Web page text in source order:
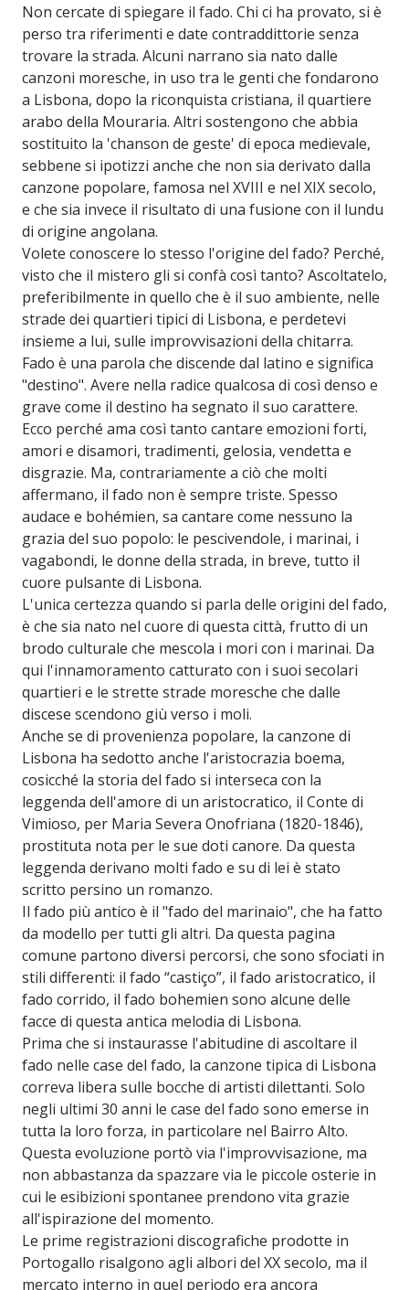
Non cercate di spiegare il fado. Chi ci ha provato, si è
perso tra riferimenti e date contraddittorie senza
trovare la strada. Alcuni narrano sia nato dalle
canzoni moresche, in uso tra le genti che fondarono
a Lisbona, dopo la riconquista cristiana, il quartiere
arabo della Mouraria. Altri sostengono che abbia
sostituito la 'chanson de geste' di epoca medievale,
sebbene si ipotizzi anche che non sia derivato dalla
canzone popolare, famosa nel XVIII e nel XIX secolo,
e che sia invece il risultato di una fusione con il lundu
di origine angolana.
Volete conoscere lo stesso l'origine del fado? Perché,
visto che il mistero gli si confà così tanto? Ascoltatelo,
preferibilmente in quello che è il suo ambiente, nelle
strade dei quartieri tipici di Lisbona, e perdetevi
insieme a lui, sulle improvvisazioni della chitarra.
Fado è una parola che discende dal latino e significa
"destino". Avere nella radice qualcosa di così denso e
grave come il destino ha segnato il suo carattere.
Ecco perché ama così tanto cantare emozioni forti,
amori e disamori, tradimenti, gelosia, vendetta e
disgrazie. Ma, contrariamente a ciò che molti
affermano, il fado non è sempre triste. Spesso
audace e bohémien, sa cantare come nessuno la
grazia del suo popolo: le pescivendole, i marinai, i
vagabondi, le donne della strada, in breve, tutto il
cuore pulsante di Lisbona.
L'unica certezza quando si parla delle origini del fado,
è che sia nato nel cuore di questa città, frutto di un
brodo culturale che mescola i mori con i marinai. Da
qui l'innamoramento catturato con i suoi secolari
quartieri e le strette strade moresche che dalle
discese scendono giù verso i moli.
Anche se di provenienza popolare, la canzone di
Lisbona ha sedotto anche l'aristocrazia boema,
cosicché la storia del fado si interseca con la
leggenda dell'amore di un aristocratico, il Conte di
Vimioso, per Maria Severa Onofriana (1820-1846),
prostituta nota per le sue doti canore. Da questa
leggenda derivano molti fado e su di lei è stato
scritto persino un romanzo.
Il fado più antico è il "fado del marinaio", che ha fatto
da modello per tutti gli altri. Da questa pagina
comune partono diversi percorsi, che sono sfociati in
stili differenti: il fado “castiço”, il fado aristocratico, il
fado corrido, il fado bohemien sono alcune delle
facce di questa antica melodia di Lisbona.
Prima che si instaurasse l'abitudine di ascoltare il
fado nelle case del fado, la canzone tipica di Lisbona
correva libera sulle bocche di artisti dilettanti. Solo
negli ultimi 30 anni le case del fado sono emerse in
tutta la loro forza, in particolare nel Bairro Alto.
Questa evoluzione portò via l'improvvisazione, ma
non abbastanza da spazzare via le piccole osterie in
cui le esibizioni spontanee prendono vita grazie
all'ispirazione del momento.
Le prime registrazioni discografiche prodotte in
Portogallo risalgono agli albori del XX secolo, ma il
mercato interno in quel periodo era ancora